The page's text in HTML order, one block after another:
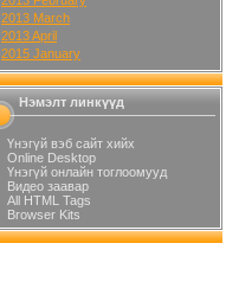
2013 March
2013 April
2015 January
Нэмэлт линкүүд
Үнэгүй вэб сайт хийх
Online Desktop
Үнэгүй онлайн тоглоомууд
Видео заавар
All HTML Tags
Browser Kits